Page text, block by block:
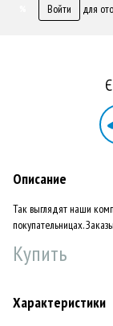
Войти для
Описание
Так выглядят наши
покупательницах.
Купить
Характеристики